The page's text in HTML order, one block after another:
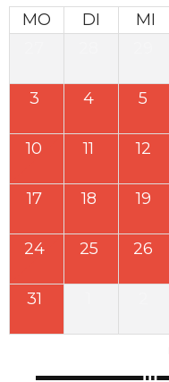
MO DI MI
3 4 5
10 11 12
17 18 19
24 25 26
31